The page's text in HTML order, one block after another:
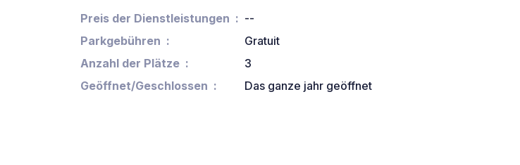
Preis der Dienstleistungen
--
Parkgebühren
Gratuit
Anzahl der Plätze
3
Geöffnet/Geschlossen
Das ganze jahr geöffnet